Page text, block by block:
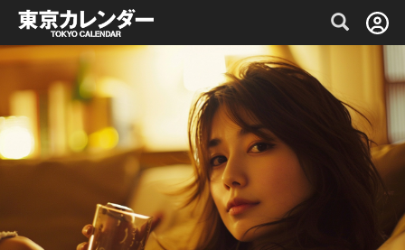
グルメ情報・プレミアムレストラン予約